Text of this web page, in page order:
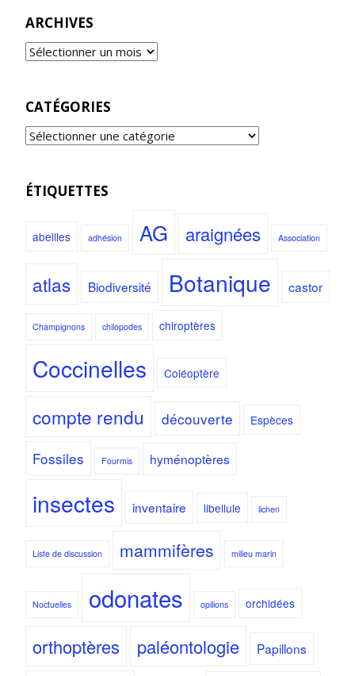
ARCHIVES
CATÉGORIES
ÉTIQUETTES
abeilles adhésion AG araignées Association
atlas Biodiversité Botanique castor
Champignons chilopodes chiroptères
Coccinelles Coléoptère
compte rendu découverte Espèces
Fossiles Fourmis hyménoptères
insectes inventaire libellule lichen
Liste de discussion mammifères milieu marin
Noctuelles odonates opilions orchidées
orthoptères paléontologie Papillons